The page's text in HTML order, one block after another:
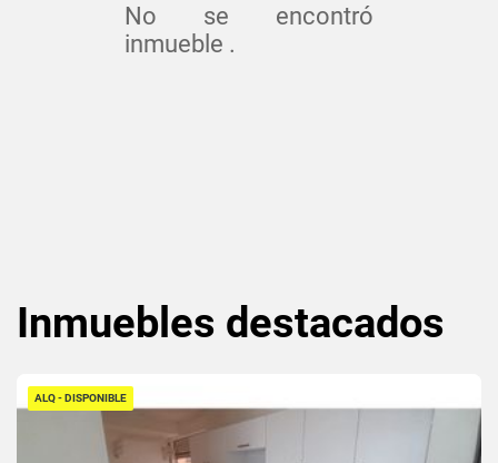
No se encontró
inmueble .
Inmuebles destacados
ALQ - DISPONIBLE